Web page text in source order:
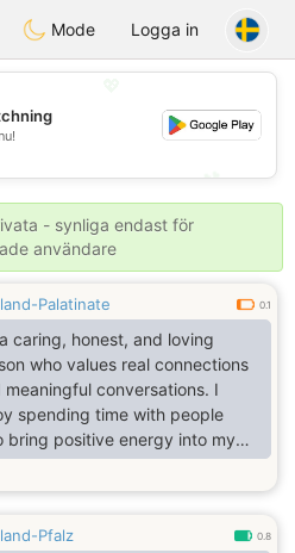
Space
Mode Logga in
💕
- synliga endast för
användare
Palatinate 0.1
a caring, honest, and loving
who values real connections
meaningful conversations. I
spending time with people
bring positive energy into my
hardworking, supportive,
romantic at heart. I love
beautiful memories with the
Pfalz 0.8